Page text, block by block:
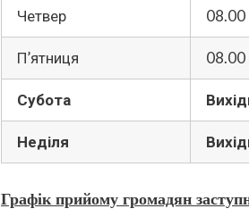
Четвер 08.00
П’ятниця 08.00
Субота
Неділя
Графік прийому громадян